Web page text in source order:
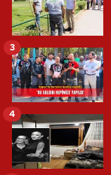
3
4